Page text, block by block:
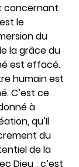
concernant
le
du
la grâce du
est effacé.
humain est
C’est ce
à
qu’Il
du
de la
Dieu ; c’est